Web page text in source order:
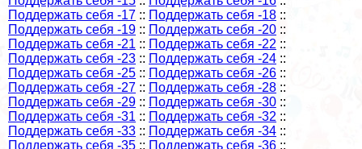
Поддержать себя -17 :: Поддержать себя -18 ::
Поддержать себя -19 :: Поддержать себя -20 ::
Поддержать себя -21 :: Поддержать себя -22 ::
Поддержать себя -23 :: Поддержать себя -24 ::
Поддержать себя -25 :: Поддержать себя -26 ::
Поддержать себя -27 :: Поддержать себя -28 ::
Поддержать себя -29 :: Поддержать себя -30 ::
Поддержать себя -31 :: Поддержать себя -32 ::
Поддержать себя -33 :: Поддержать себя -34 ::
Поддержать себя -35 :: Поддержать себя -36 ::